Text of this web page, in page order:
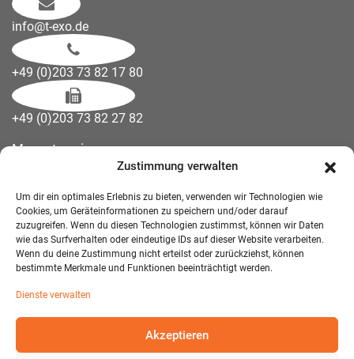
Zustimmung verwalten
Um dir ein optimales Erlebnis zu bieten, verwenden wir Technologien wie
Cookies, um Geräteinformationen zu speichern und/oder darauf
zuzugreifen. Wenn du diesen Technologien zustimmst, können wir Daten
wie das Surfverhalten oder eindeutige IDs auf dieser Website verarbeiten.
Wenn du deine Zustimmung nicht erteilst oder zurückziehst, können
bestimmte Merkmale und Funktionen beeinträchtigt werden.
Dienste verwalten
Akzeptieren
info@t-exo.de
+49 (0)203 73 82 17 80
+49 (0)203 73 82 27 82
Messetermine
Downloads
Wandelemente
Über uns
Impressum
Datenschutzerklärung